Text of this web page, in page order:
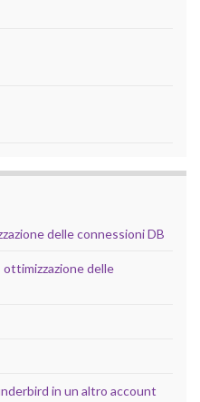
delle connessioni DB
delle
in un altro account